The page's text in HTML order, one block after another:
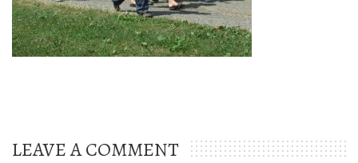
LEAVE A COMMENT